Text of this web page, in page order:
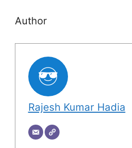
Author
Rajesh Kumar Hadia